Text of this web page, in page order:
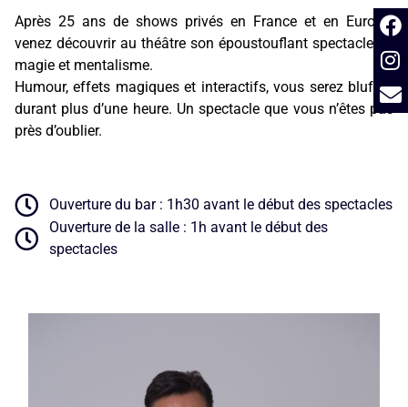
Après 25 ans de shows privés en France et en Europe,
venez découvrir au théâtre son époustouflant spectacle de
magie et mentalisme.
Humour, effets magiques et interactifs, vous serez bluffés
durant plus d’une heure. Un spectacle que vous n’êtes pas
près d’oublier.
Ouverture du bar : 1h30 avant le début des spectacles
Ouverture de la salle : 1h avant le début des
spectacles